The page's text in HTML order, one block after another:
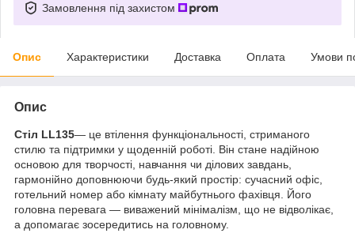
Замовлення під захистом
Опис Характеристики Доставка Оплата Умови
Опис
Стіл LL135— це втілення функціональності, стриманого
стилю та підтримки у щоденній роботі. Він стане надійною
основою для творчості, навчання чи ділових завдань,
гармонійно доповнюючи будь-який простір: сучасний офіс,
готельний номер або кімнату майбутнього фахівця. Його
головна перевага — виважений мінімалізм, що не відволікає,
а допомагає зосередитись на головному.